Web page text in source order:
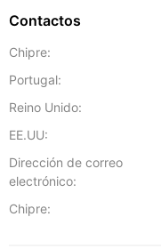
Contactos
Chipre:
Portugal:
Reino Unido:
EE.UU:
Dirección de correo
electrónico:
Chipre: